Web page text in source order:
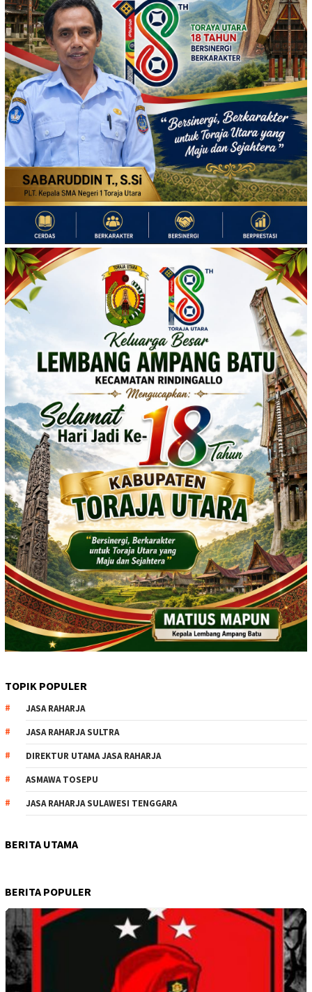
TOPIK POPULER
JASA RAHARJA
JASA RAHARJA SULTRA
DIREKTUR UTAMA JASA RAHARJA
ASMAWA TOSEPU
JASA RAHARJA SULAWESI TENGGARA
BERITA UTAMA
BERITA POPULER